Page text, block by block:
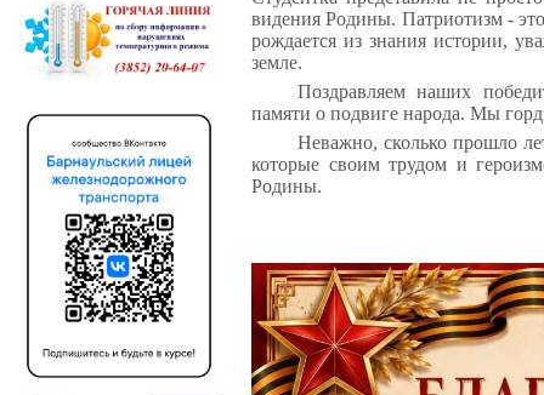
видения Родины. Патриотизм -
рождается из знания истории,
земле.
Поздравляем наших
памяти о подвиге народа. Мы
Неважно, сколько прошло
которые своим трудом и
Родины.